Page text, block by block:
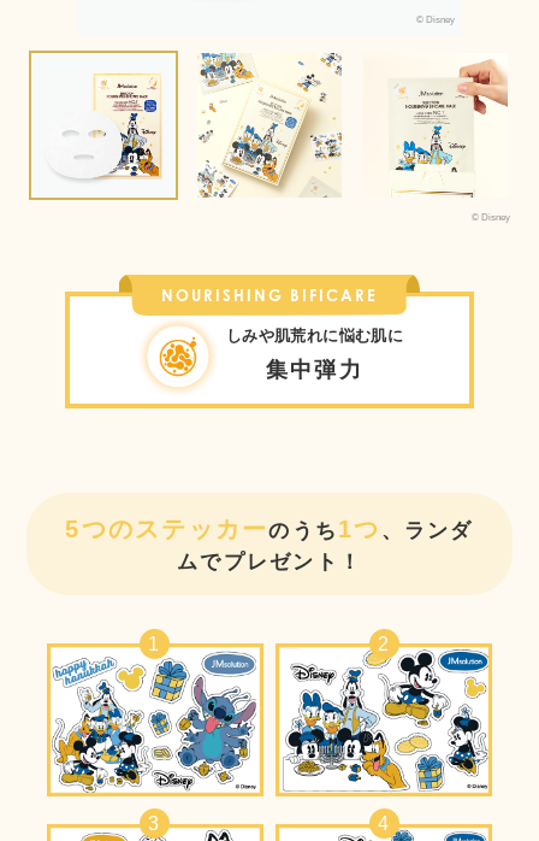
© Disney
© Disney
NOURISHING BIFICARE
しみや肌荒れに悩む肌に
集中弾力
5つのステッカーのうち 1つ 、ランダ
ムでプレゼント！
1 2
3 4